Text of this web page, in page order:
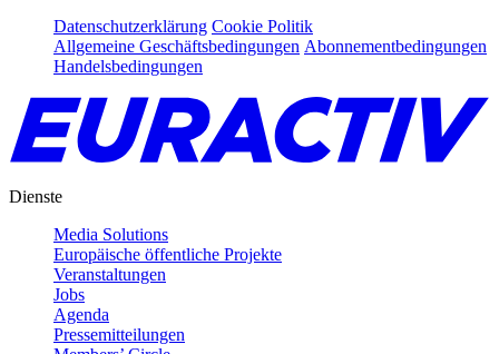
Datenschutzerklärung Cookie Politik
Allgemeine Geschäftsbedingungen Abonnementbedingungen
Handelsbedingungen
Dienste
Media Solutions
Europäische öffentliche Projekte
Veranstaltungen
Jobs
Agenda
Pressemitteilungen